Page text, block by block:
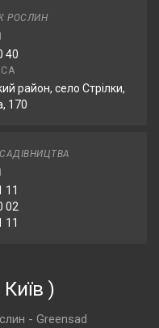
РОСЛИН
40
район, село Стрілки,
170
11
02
11
Київ )
- Greensad